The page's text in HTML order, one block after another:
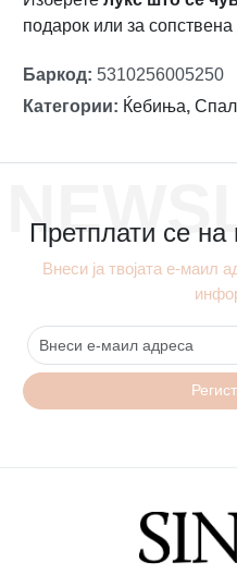
подарoк или за
Баркод: 5310256005250
Категории: Ќебиња,
Претплати се
Внеси ја твојата е-маил